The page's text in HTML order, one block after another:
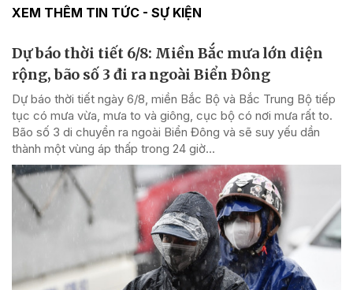
XEM THÊM TIN TỨC - SỰ KIỆN
Dự báo thời tiết 6/8: Miền Bắc mưa lớn diện
rộng, bão số 3 đi ra ngoài Biển Đông
Dự báo thời tiết ngày 6/8, miền Bắc Bộ và Bắc Trung Bộ tiếp
tục có mưa vừa, mưa to và giông, cục bộ có nơi mưa rất to.
Bão số 3 di chuyển ra ngoài Biển Đông và sẽ suy yếu dần
thành một vùng áp thấp trong 24 giờ...